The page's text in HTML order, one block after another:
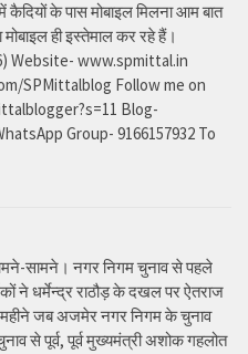
कैदियों के पास मोबाइल मिलना आम बात
ही इस्तेमाल कर रहे हैं।
Website- www.spmittal.in
SPMittalblog Follow me on
Blog-
Group- 9166157932 To
सामने। नगर निगम चुनाव से पहले
ने धर्मेन्द्र राठौड़ के दखल पर ऐतराज
जब अजमेर नगर निगम के चुनाव
से पूर्व, पूर्व मुख्यमंत्री अशोक गहलोत